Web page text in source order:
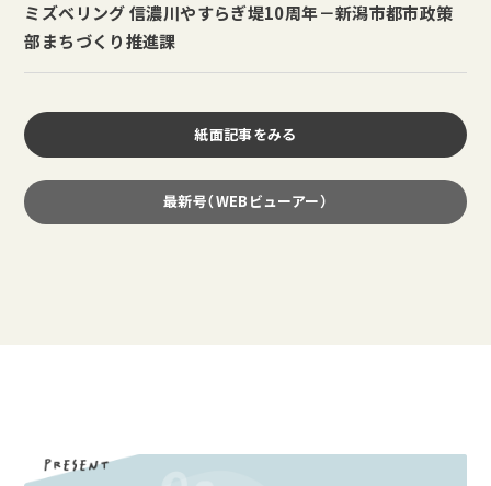
ミズベリング 信濃川やすらぎ堤10周年－新潟市都市政策
部まちづくり推進課
紙面記事をみる
最新号（WEBビューアー）